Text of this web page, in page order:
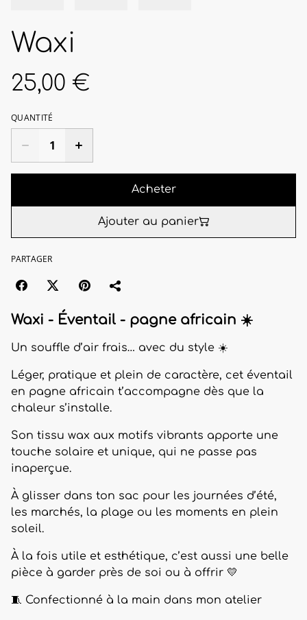
Waxi
25,00 €
QUANTITÉ
Acheter
Ajouter au panier
PARTAGER
Waxi - Éventail - pagne africain ☀️
Un souffle d’air frais… avec du style ☀️
Léger, pratique et plein de caractère, cet éventail
en pagne africain t’accompagne dès que la
chaleur s’installe.
Son tissu wax aux motifs vibrants apporte une
touche solaire et unique, qui ne passe pas
inaperçue.
À glisser dans ton sac pour les journées d’été,
les marchés, la plage ou les moments en plein
soleil.
À la fois utile et esthétique, c’est aussi une belle
pièce à garder près de soi ou à offrir 💛
🧵 Confectionné à la main dans mon atelier